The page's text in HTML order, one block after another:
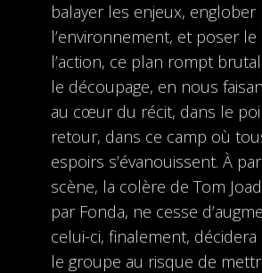
balayer les enjeux, englober
l’environnement, et poser le
l’action, ce plan rompt
le découpage, en nous
au cœur du récit, dans le
retour, dans ce camp où
espoirs s’évanouissent. À
scène, la colère de Tom
par Fonda, ne cesse
celui-ci, finalement,
le groupe au risque de